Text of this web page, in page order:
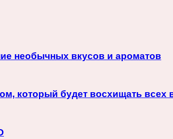
необычных вкусов и ароматов
который будет восхищать всех